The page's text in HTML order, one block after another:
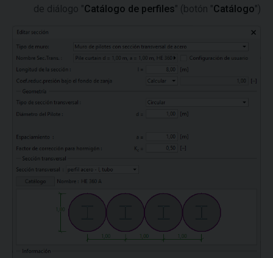
de diálogo "Catálogo de perfiles" (botón "Catálogo")